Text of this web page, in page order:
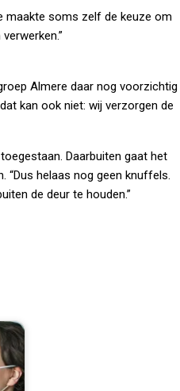
maakte soms zelf de keuze om
Almere daar nog voorzichtig
kan ook niet: wij verzorgen de
Daarbuiten gaat het
“Dus helaas nog geen knuffels.
de deur te houden.”